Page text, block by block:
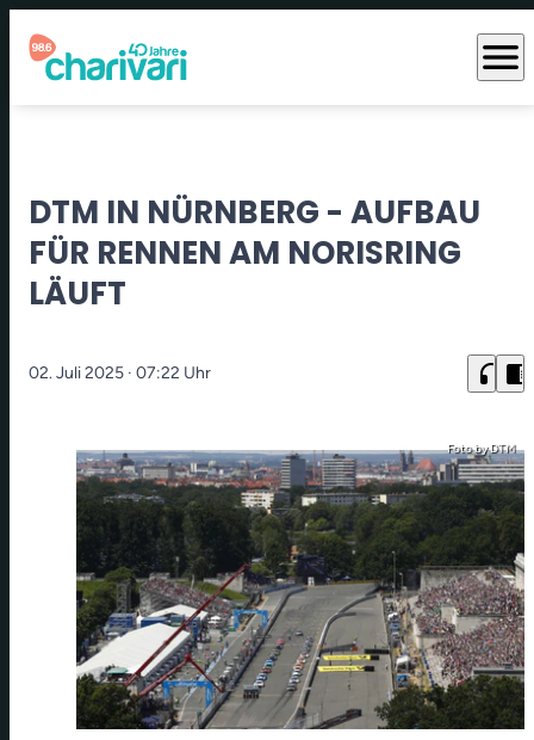
menu
DTM IN NÜRNBERG - AUFBAU
FÜR RENNEN AM NORISRING
LÄUFT
02. Juli 2025 · 07:22 Uhr headphones chrome_reader_mode
Foto by DTM